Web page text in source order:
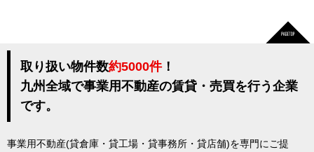
取り扱い物件数約5000件！
九州全域で事業用不動産の賃貸・売買を行う企業
です。
事業用不動産(貸倉庫・貸工場・貸事務所・貸店舗)を専門にご提